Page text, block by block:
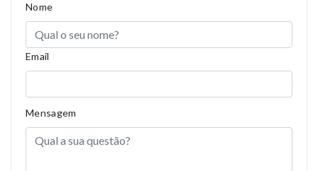
Nome
Email
Mensagem